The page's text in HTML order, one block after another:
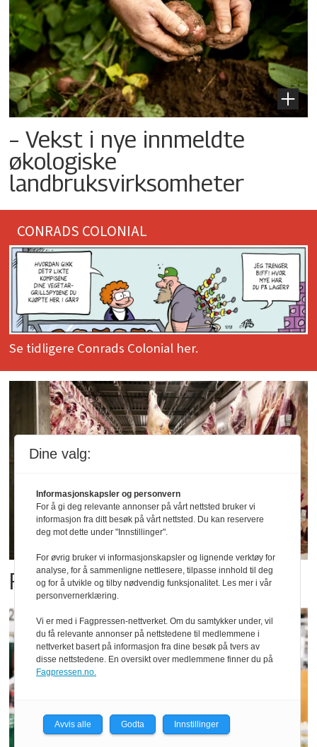
– Vekst i nye innmeldte
økologiske
landbruksvirksomheter
CONRADS COLONIAL
Se tidligere Conrads Colonial her.
Fatland forbedret resultatet
Dine valg:
Informasjonskapsler og personvern
For å gi deg relevante annonser på vårt nettsted bruker vi
informasjon fra ditt besøk på vårt nettsted. Du kan reservere
deg mot dette under "Innstillinger".
For øvrig bruker vi informasjonskapsler og lignende verktøy for
analyse, for å sammenligne nettlesere, tilpasse innhold til deg
og for å utvikle og tilby nødvendig funksjonalitet. Les mer i vår
personvernerklæring.
Vi er med i Fagpressen-nettverket. Om du samtykker under, vil
du få relevante annonser på nettstedene til medlemmene i
nettverket basert på informasjon fra dine besøk på tvers av
disse nettstedene. En oversikt over medlemmene finner du på
Fagpressen.no.
Avvis alle Godta Innstillinger